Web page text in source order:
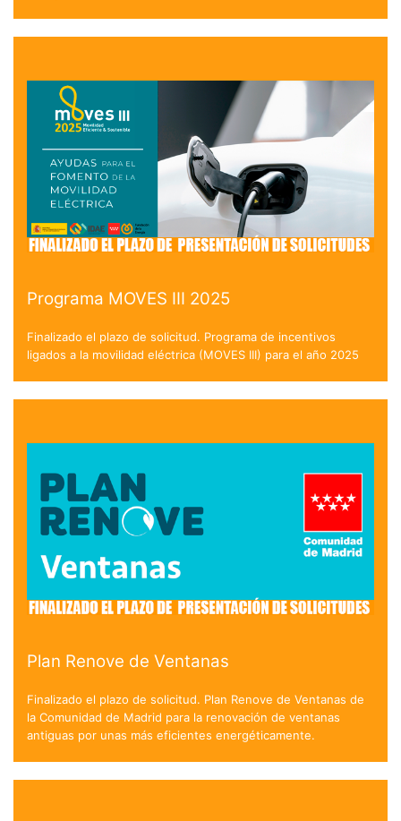
Programa MOVES III 2025
Finalizado el plazo de solicitud. Programa de incentivos
ligados a la movilidad eléctrica (MOVES III) para el año 2025
Plan Renove de Ventanas
Finalizado el plazo de solicitud. Plan Renove de Ventanas de
la Comunidad de Madrid para la renovación de ventanas
antiguas por unas más eficientes energéticamente.